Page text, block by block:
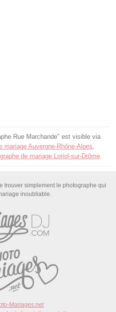
Rue Marchande" est visible via
mariage Auvergne-Rhône-Alpes
de mariage Loriol-sur-Drôme
trouver simplement le photographe qui
inoubliable.
Mariages.net